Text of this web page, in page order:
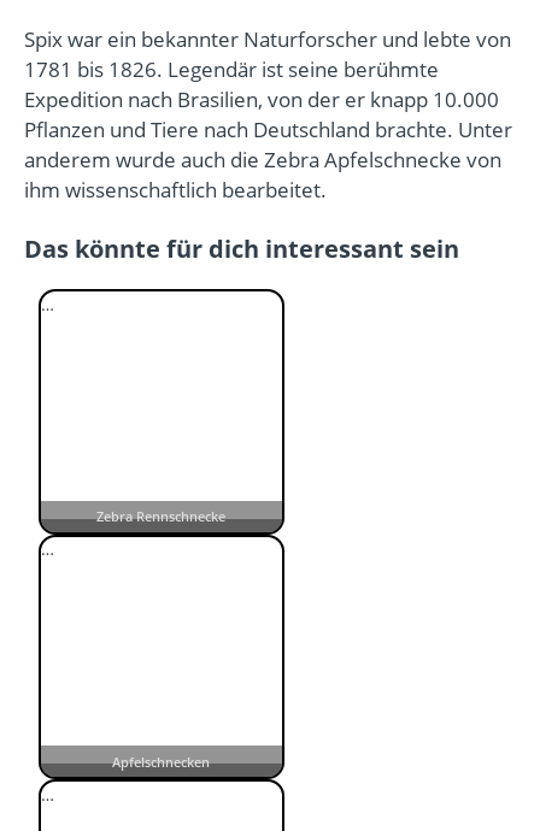
Spix war ein bekannter Naturforscher und lebte von
1781 bis 1826. Legendär ist seine berühmte
Expedition nach Brasilien, von der er knapp 10.000
Pflanzen und Tiere nach Deutschland brachte. Unter
anderem wurde auch die Zebra Apfelschnecke von
ihm wissenschaftlich bearbeitet.
Das könnte für dich interessant sein
Zebra Rennschnecke
…
Apfelschnecken
…
…